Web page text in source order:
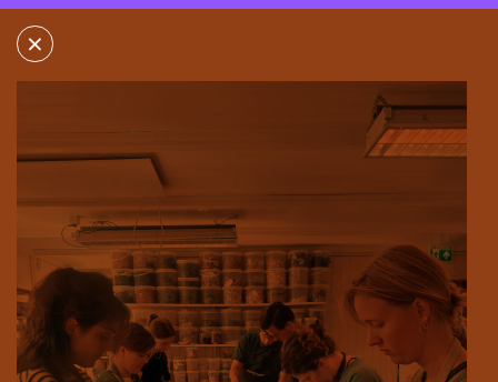
FABRIKAAT
ZALIGESTRAAT 10
6663KR NIJMEGEN-NOORD
MEER INFORMATIE
TOON ROUTE
×
×